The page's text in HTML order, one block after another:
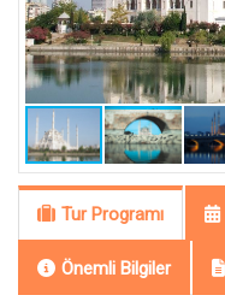
Tur Programı
Önemli Bilgiler